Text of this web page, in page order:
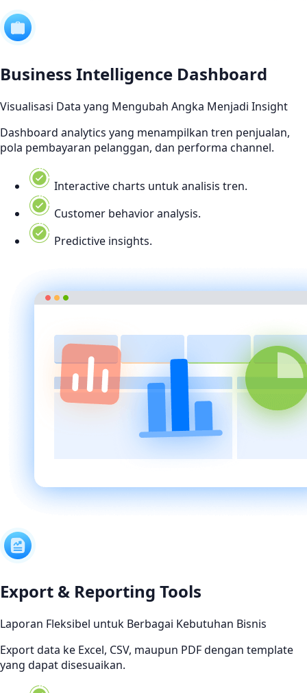
Business Intelligence Dashboard
Visualisasi Data yang Mengubah Angka Menjadi Insight
Dashboard analytics yang menampilkan tren penjualan,
pola pembayaran pelanggan, dan performa channel.
Interactive charts untuk analisis tren.
Customer behavior analysis.
Predictive insights.
Export & Reporting Tools
Laporan Fleksibel untuk Berbagai Kebutuhan Bisnis
Export data ke Excel, CSV, maupun PDF dengan template
yang dapat disesuaikan.